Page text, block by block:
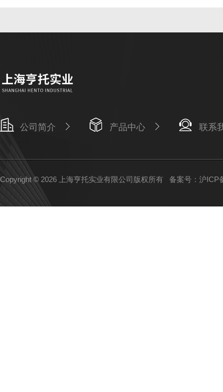
公司简介 产品中心 联系
Copyright © 2026 上海亨托实业有限公司版权所有 备案号：沪ICP